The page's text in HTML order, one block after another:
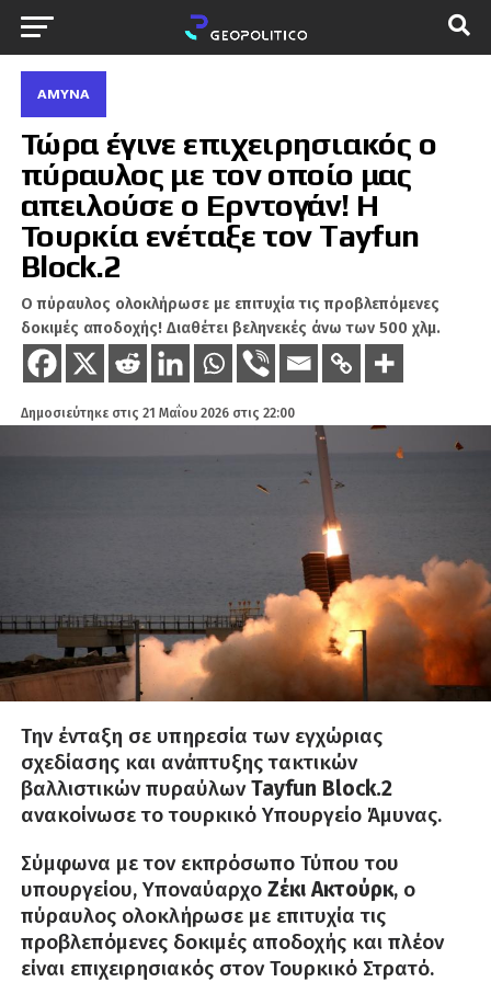
ΆΜΥΝΑ
Τώρα έγινε επιχειρησιακός ο
πύραυλος με τον οποίο μας
απειλούσε ο Ερντογάν! Η
Τουρκία ενέταξε τον Tayfun
Block.2
Ο πύραυλος ολοκλήρωσε με επιτυχία τις προβλεπόμενες
δοκιμές αποδοχής! Διαθέτει βεληνεκές άνω των 500 χλμ.
Δημοσιεύτηκε στις 21 Μαΐου 2026 στις 22:00
Την ένταξη σε υπηρεσία των εγχώριας
σχεδίασης και ανάπτυξης τακτικών
βαλλιστικών πυραύλωνTayfun Block.2
ανακοίνωσε το τουρκικό Υπουργείο Άμυνας.
Σύμφωνα με τον εκπρόσωπο Τύπου του
υπουργείου, Υποναύαρχο Ζέκι Ακτούρκ, ο
πύραυλος ολοκλήρωσε με επιτυχία τις
προβλεπόμενες δοκιμές αποδοχής και πλέον
είναι επιχειρησιακός στον Τουρκικό Στρατό.